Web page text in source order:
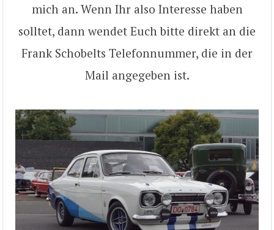
mich an. Wenn Ihr also Interesse haben
solltet, dann wendet Euch bitte direkt an die
Frank Schobelts Telefonnummer, die in der
Mail angegeben ist.